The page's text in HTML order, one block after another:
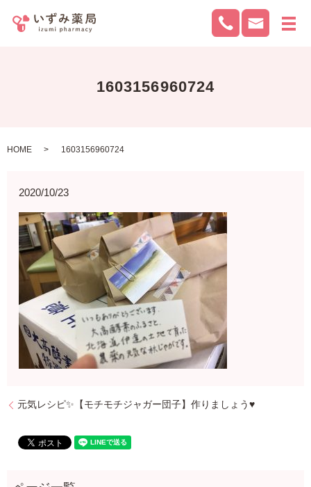
メ
1603156960724
HOME 1603156960724
2020/10/23
元気レシピ✨【モチモチジャガー団子】作りましょう♥